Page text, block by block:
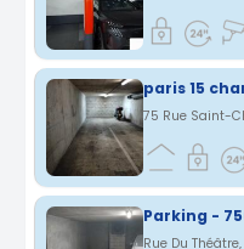
paris 15
Parking -
Rue Du